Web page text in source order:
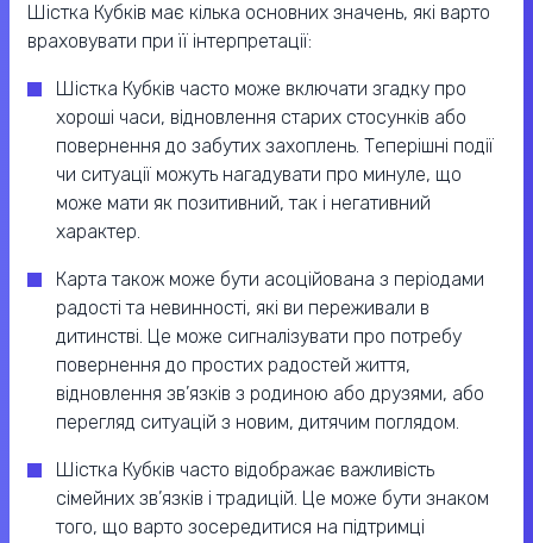
Шістка Кубків має кілька основних значень, які варто
враховувати при її інтерпретації:
Шістка Кубків часто може включати згадку про
хороші часи, відновлення старих стосунків або
повернення до забутих захоплень. Теперішні події
чи ситуації можуть нагадувати про минуле, що
може мати як позитивний, так і негативний
характер.
Карта також може бути асоційована з періодами
радості та невинності, які ви переживали в
дитинстві. Це може сигналізувати про потребу
повернення до простих радостей життя,
відновлення зв’язків з родиною або друзями, або
перегляд ситуацій з новим, дитячим поглядом.
Шістка Кубків часто відображає важливість
сімейних зв’язків і традицій. Це може бути знаком
того, що варто зосередитися на підтримці